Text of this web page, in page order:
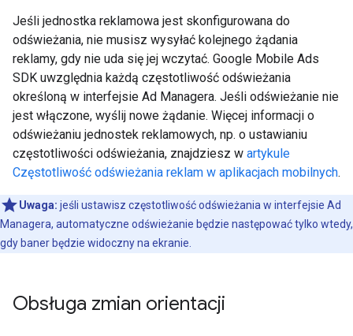
Jeśli jednostka reklamowa jest skonfigurowana do
odświeżania, nie musisz wysyłać kolejnego żądania
reklamy, gdy nie uda się jej wczytać. Google Mobile Ads
SDK uwzględnia każdą częstotliwość odświeżania
określoną w interfejsie Ad Managera. Jeśli odświeżanie nie
jest włączone, wyślij nowe żądanie. Więcej informacji o
odświeżaniu jednostek reklamowych, np. o ustawianiu
częstotliwości odświeżania, znajdziesz w artykule
Częstotliwość odświeżania reklam w aplikacjach mobilnych.
Uwaga: jeśli ustawisz częstotliwość odświeżania w interfejsie Ad
Managera, automatyczne odświeżanie będzie następować tylko wtedy,
gdy baner będzie widoczny na ekranie.
Obsługa zmian orientacji